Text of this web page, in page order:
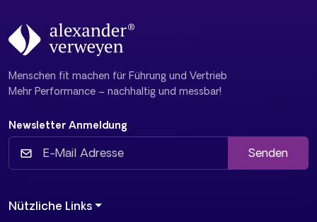
Menschen fit machen für Führung und Vertrieb
Mehr Performance – nachhaltig und messbar!
Newsletter Anmeldung
Senden
Nützliche Links